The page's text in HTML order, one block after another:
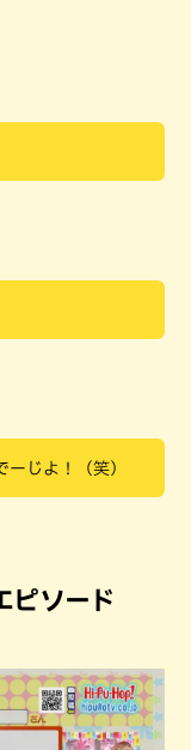
ーじよ！（笑）
ピソード